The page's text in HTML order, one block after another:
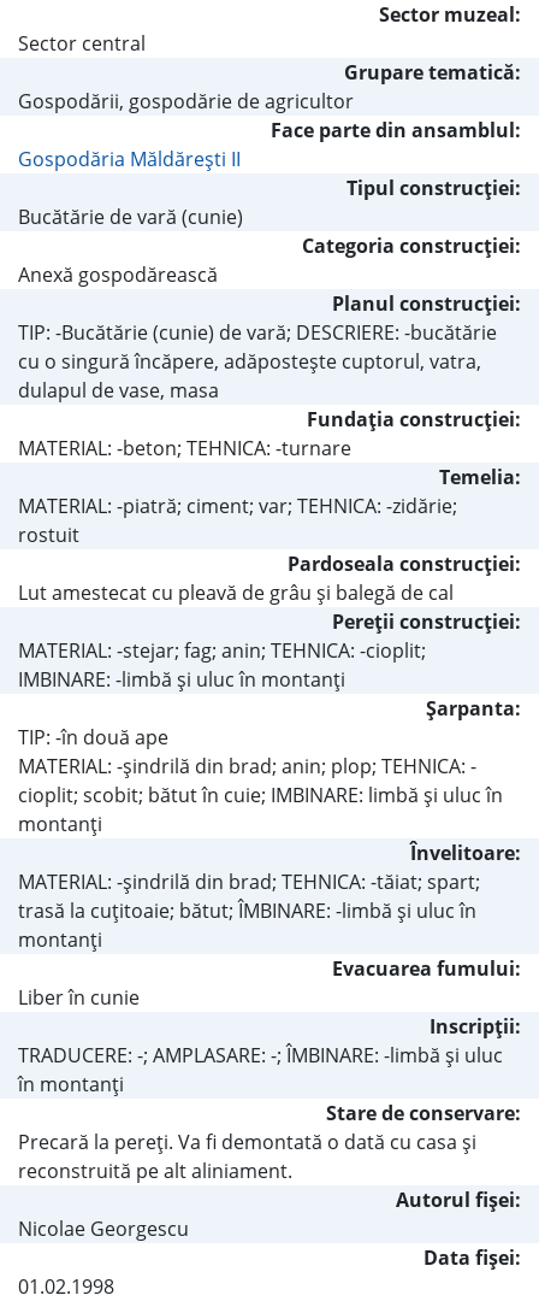
Sector muzeal:
Sector central
Grupare tematică:
Gospodării, gospodărie de agricultor
Face parte din ansamblul:
Gospodăria Măldăreşti II
Tipul construcţiei:
Bucătărie de vară (cunie)
Categoria construcţiei:
Anexă gospodărească
Planul construcţiei:
TIP: -Bucătărie (cunie) de vară; DESCRIERE: -bucătărie
cu o singură încăpere, adăposteşte cuptorul, vatra,
dulapul de vase, masa
Fundaţia construcţiei:
MATERIAL: -beton; TEHNICA: -turnare
Temelia:
MATERIAL: -piatră; ciment; var; TEHNICA: -zidărie;
rostuit
Pardoseala construcţiei:
Lut amestecat cu pleavă de grâu şi balegă de cal
Pereţii construcţiei:
MATERIAL: -stejar; fag; anin; TEHNICA: -cioplit;
IMBINARE: -limbă şi uluc în montanţi
Şarpanta:
TIP: -în două ape
MATERIAL: -şindrilă din brad; anin; plop; TEHNICA: -
cioplit; scobit; bătut în cuie; IMBINARE: limbă şi uluc în
montanţi
Învelitoare:
MATERIAL: -şindrilă din brad; TEHNICA: -tăiat; spart;
trasă la cuţitoaie; bătut; ÎMBINARE: -limbă şi uluc în
montanţi
Evacuarea fumului:
Liber în cunie
Inscripţii:
TRADUCERE: -; AMPLASARE: -; ÎMBINARE: -limbă şi uluc
în montanţi
Stare de conservare:
Precară la pereţi. Va fi demontată o dată cu casa şi
reconstruită pe alt aliniament.
Autorul fişei:
Nicolae Georgescu
Data fișei:
01.02.1998